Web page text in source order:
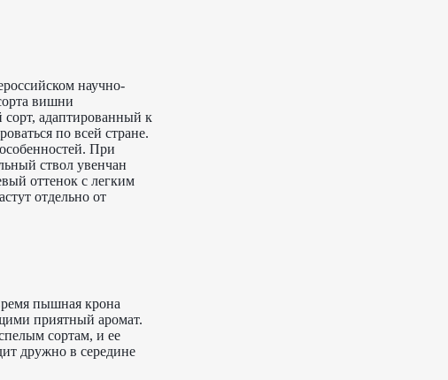
научно-
вишни
адаптированный к
по всей стране.
При
ствол увенчан
оттенок с легким
отдельно от
пышная крона
приятный аромат.
сортам, и ее
дружно в середине